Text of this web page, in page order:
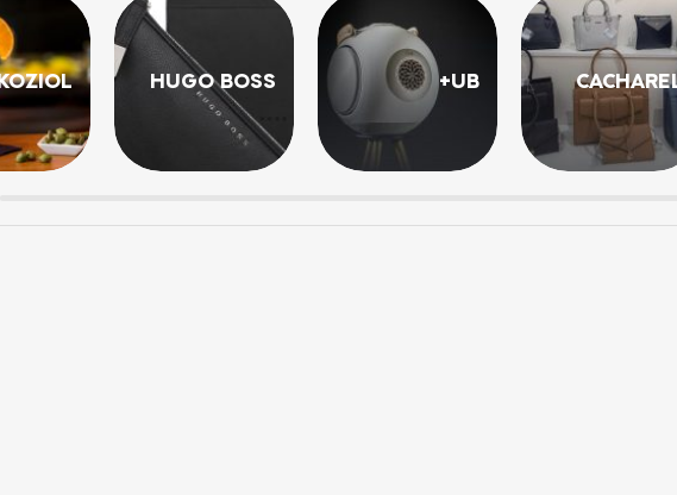
UB+
HUGO BOSS